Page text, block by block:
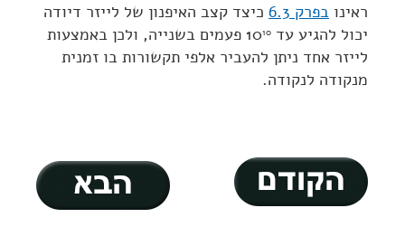
ראינו בפרק 6.3
כיצד קצב האיפנון של לייזר דיודה
יכול להגיע עד 10 10
פעמים בשנייה, ולכן באמצעות
לייזר אחד ניתן להעביר אלפי תקשורות בו זמנית
מנקודה לנקודה.